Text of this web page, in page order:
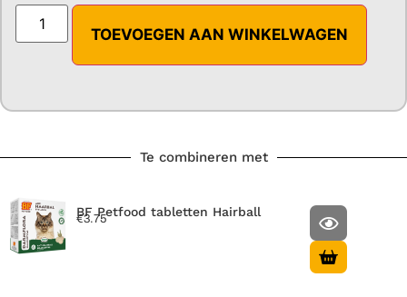
TOEVOEGEN AAN WINKELWAGEN
Te combineren met
BF Petfood tabletten Hairball
€3.75